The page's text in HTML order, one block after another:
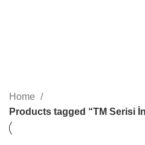
Home
Products tagged “TM Serisi